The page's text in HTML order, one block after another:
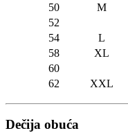
50
M
52
54
L
58
XL
60
62
XXL
Dečija obuća